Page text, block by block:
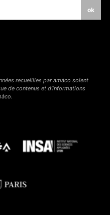
recueillies par amàco soient
de contenus et d’informations